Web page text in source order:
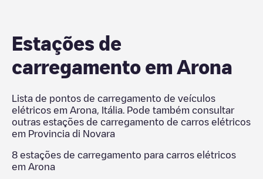
Estações de
carregamento em Arona
Lista de pontos de carregamento de veículos
elétricos em Arona Itália . Pode também consultar
outras estações de carregamento de carros elétricos
em Provincia di Novara
8 estações de carregamento para carros elétricos
em Arona